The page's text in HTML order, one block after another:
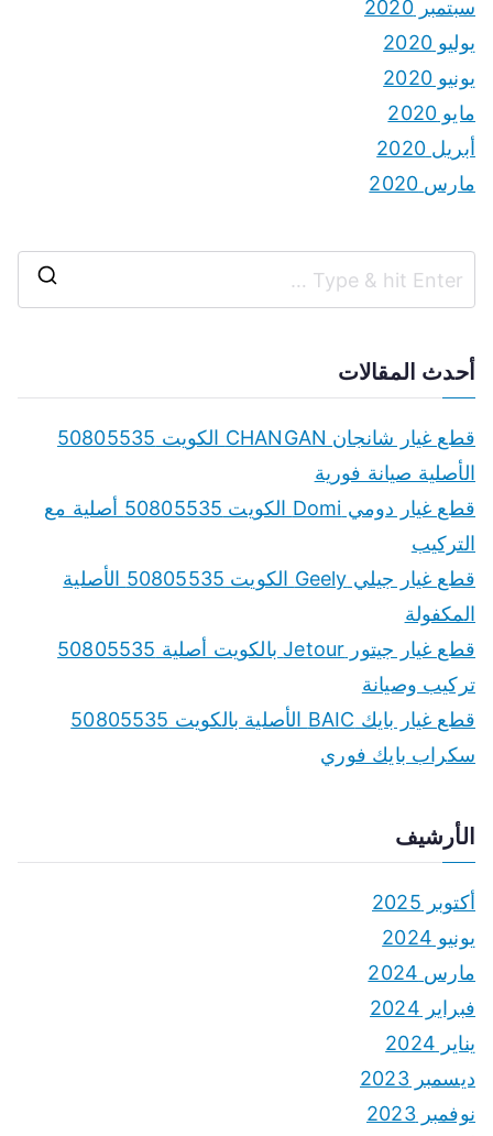
سبتمبر 2020
يوليو 2020
يونيو 2020
مايو 2020
أبريل 2020
مارس 2020
r
أحدث المقالات
قطع غيار شانجان CHANGAN الكويت 50805535
الأصلية صيانة فورية
قطع غيار دومي Domi الكويت 50805535 أصلية مع
التركيب
قطع غيار جيلي Geely الكويت 50805535 الأصلية
المكفولة
قطع غيار جيتور Jetour بالكويت أصلية 50805535
تركيب وصيانة
قطع غيار بايك BAIC الأصلية بالكويت 50805535
سكراب بايك فوري
الأرشيف
أكتوبر 2025
يونيو 2024
مارس 2024
فبراير 2024
يناير 2024
ديسمبر 2023
نوفمبر 2023